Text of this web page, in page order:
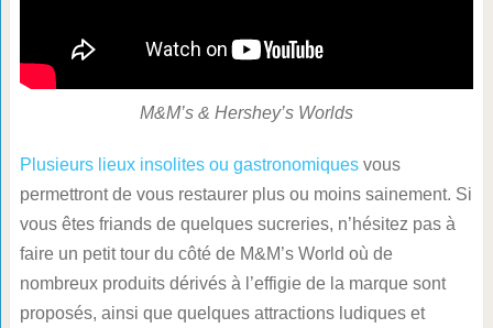
M&M’s & Hershey’s Worlds
Plusieurs lieux insolites ou gastronomiquesvous
permettront de vous restaurer plus ou moins sainement. Si
vous êtes friands de quelques sucreries, n’hésitez pas à
faire un petit tour du côté de M&M’s World où de
nombreux produits dérivés à l’effigie de la marque sont
proposés, ainsi que quelques attractions ludiques et